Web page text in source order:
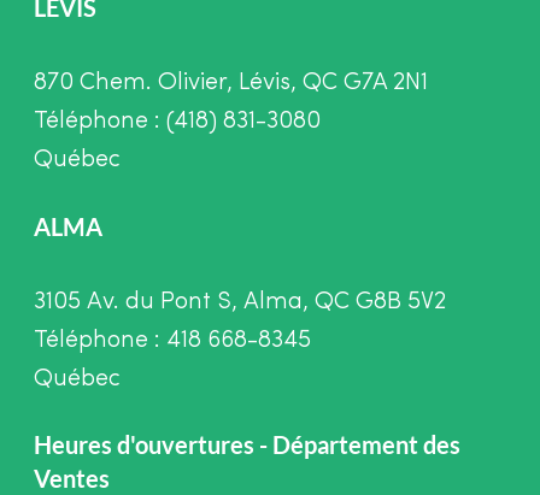
LÉVIS
870 Chem. Olivier, Lévis, QC G7A 2N1
Téléphone : (418) 831-3080
Québec
ALMA
3105 Av. du Pont S, Alma, QC G8B 5V2
Téléphone : 418 668-8345
Québec
Heures d'ouvertures - Département des
Ventes